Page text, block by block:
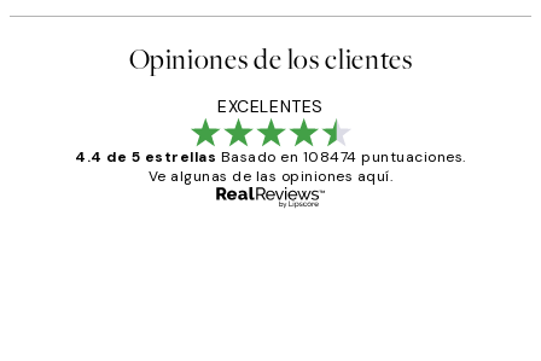
Opiniones de los clientes
EXCELENTES
4.4 de 5 estrellas Basado en 108474 puntuaciones.
Ve algunas de las opiniones aquí.